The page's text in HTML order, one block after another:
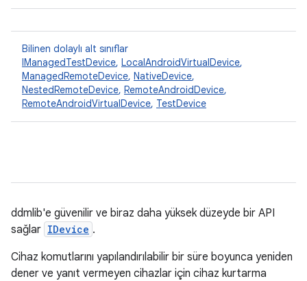
Bilinen dolaylı alt sınıflar
IManagedTestDevice, LocalAndroidVirtualDevice,
ManagedRemoteDevice, NativeDevice,
NestedRemoteDevice, RemoteAndroidDevice,
RemoteAndroidVirtualDevice, TestDevice
ddmlib'e güvenilir ve biraz daha yüksek düzeyde bir API
sağlar IDevice .
Cihaz komutlarını yapılandırılabilir bir süre boyunca yeniden
dener ve yanıt vermeyen cihazlar için cihaz kurtarma